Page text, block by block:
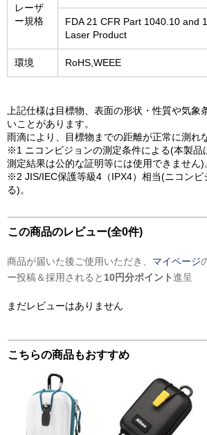
レーザ
ー規格
FDA 21 CFR Part 1040.10 and
Laser Product
環境 RoHS,WEEE
上記仕様は目標物、表面の形状・性質や気象
いことがあります。
雨滴により、目標物までの距離が正常に測れ
※1 ニコンビジョンの測定条件による(本製品
測定結果は公的な証明等には使用できません)
※2 JIS/IEC保護等級4（IPX4）相当(ニコンビ
る)。
この商品のレビュー(全0件)
商品が届いた後ご使用いただき、 マイページ
ー投稿＆採用されると 10円分ポイント進呈
まだレビューはありません
こちらの商品もおすすめ